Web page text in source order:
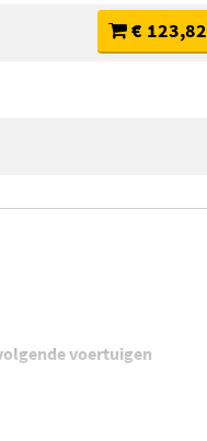
€ 123,82
voertuigen